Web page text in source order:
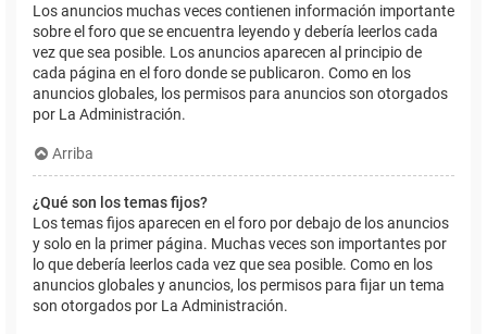
Los anuncios muchas veces contienen información importante
sobre el foro que se encuentra leyendo y debería leerlos cada
vez que sea posible. Los anuncios aparecen al principio de
cada página en el foro donde se publicaron. Como en los
anuncios globales, los permisos para anuncios son otorgados
por La Administración.
Arriba
¿Qué son los temas fijos?
Los temas fijos aparecen en el foro por debajo de los anuncios
y solo en la primer página. Muchas veces son importantes por
lo que debería leerlos cada vez que sea posible. Como en los
anuncios globales y anuncios, los permisos para fijar un tema
son otorgados por La Administración.